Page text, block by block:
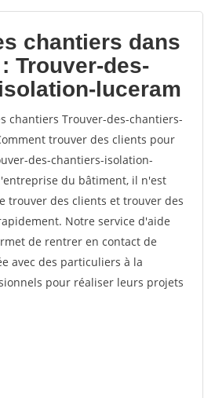
votes
chantiers dans
Trouver-des-
luceram
chantiers Trouver-des-chantiers-
trouver des clients pour
des-chantiers-isolation-
du bâtiment, il n'est
trouver des clients et trouver des
Notre service d'aide
de rentrer en contact de
avec des particuliers à la
pour réaliser leurs projets